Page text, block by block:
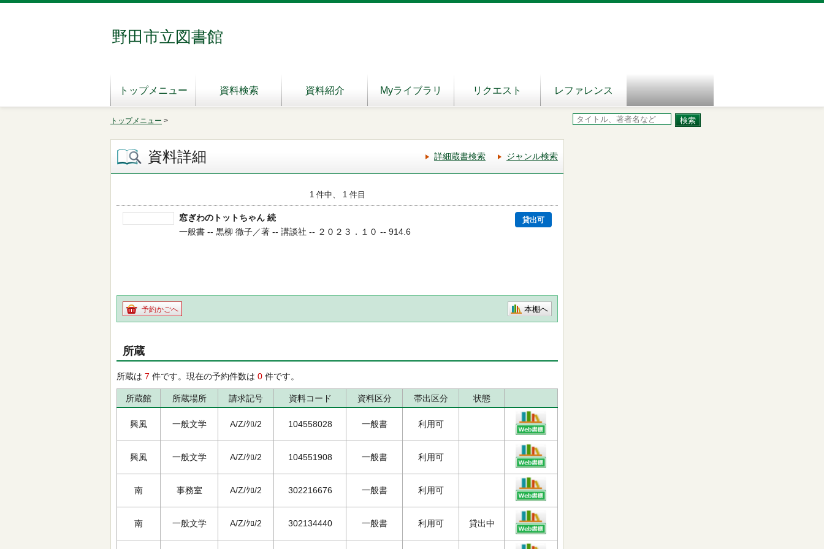
野田市立図書館
トップメニュー 資料検索 資料紹介 Myライブラリ リクエスト レファレンス
トップメニュー >
資料詳細 詳細蔵書検索 ジャンル検索
1 件中、 1 件目
窓ぎわのトットちゃん 続 貸出可
一般書 -- 黒柳 徹子／著 -- 講談社 -- ２０２３．１０ -- 914.6
予約かごへ 本棚へ
所蔵
所蔵は 7 件です。現在の予約件数は 0 件です。
所蔵館 所蔵場所 請求記号 資料コード 資料区分 帯出区分 状態
興風 一般文学 A/Z/ｸﾛ/2 104558028 一般書 利用可
興風 一般文学 A/Z/ｸﾛ/2 104551908 一般書 利用可
南 事務室 A/Z/ｸﾛ/2 302216676 一般書 利用可
南 一般文学 A/Z/ｸﾛ/2 302134440 一般書 利用可 貸出中